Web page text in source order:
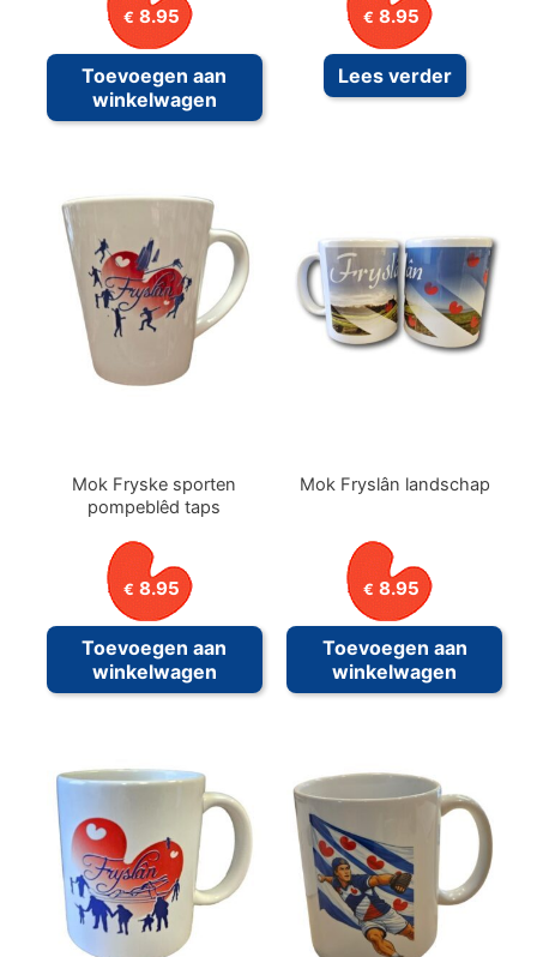
€ 8.95
Toevoegen aan
winkelwagen
€ 8.95
Lees verder
Mok Fryske sporten
pompeblêd taps
€ 8.95
Toevoegen aan
winkelwagen
Mok Fryslân landschap
€ 8.95
Toevoegen aan
winkelwagen